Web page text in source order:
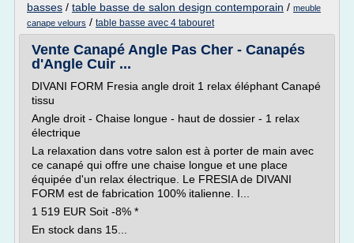
basses / table basse de salon design contemporain / meuble
canape velours / table basse avec 4 tabouret
Vente Canapé Angle Pas Cher - Canapés
d'Angle Cuir ...
DIVANI FORM Fresia angle droit 1 relax éléphant Canapé
tissu
Angle droit - Chaise longue - haut de dossier - 1 relax
électrique
La relaxation dans votre salon est à porter de main avec
ce canapé qui offre une chaise longue et une place
équipée d'un relax électrique. Le FRESIA de DIVANI
FORM est de fabrication 100% italienne. I...
1 519 EUR Soit -8% *
En stock dans 15...